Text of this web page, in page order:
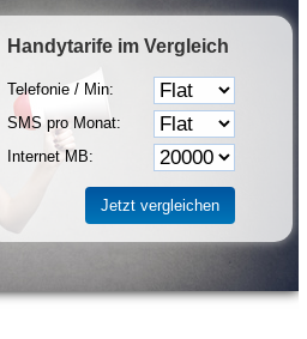
Handytarife im Vergleich
Telefonie / Min:
SMS pro Monat:
Internet MB: